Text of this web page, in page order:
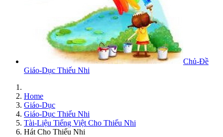
Chủ-Đề
Giáo-Dục Thiếu Nhi
Home
Giáo-Dục
Giáo-Dục Thiếu Nhi
Tài-Liệu Tiếng Việt Cho Thiếu Nhi
Hát Cho Thiếu Nhi